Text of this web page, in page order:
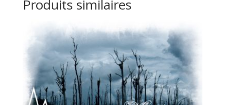
Produits similaires